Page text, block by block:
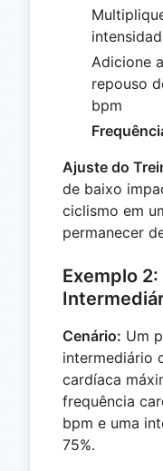
Adicione
repouso
bpm
Ajuste do
de baixo
ciclismo em
permanecer
Exemplo
Cenário: Um
intermediário
cardíaca
frequência
bpm e uma
75%.